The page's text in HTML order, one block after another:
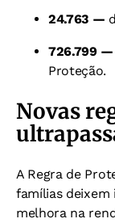
24.763 —
726.799 —
Proteção.
Novas
A Regra de
famílias deixem
melhora na